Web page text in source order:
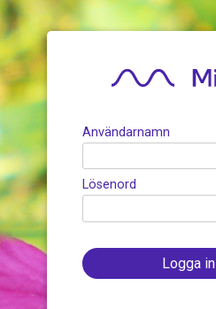
Användarnamn
Lösenord